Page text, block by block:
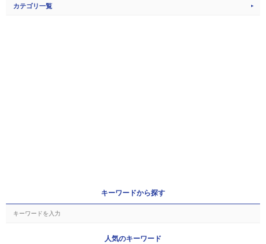
カテゴリ一覧
キーワードから探す
人気のキーワード